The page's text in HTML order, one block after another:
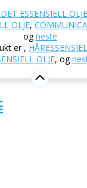
ESSENSIELL OLJE
OLJE,
ogneste
er ,
OLJE, og
oljer
olje
CTEO® eterisk
Anmeldt av